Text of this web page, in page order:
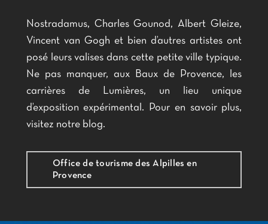
Nostradamus, Charles Gounod, Albert Gleize,
Vincent van Gogh et bien d’autres artistes ont
posé leurs valises dans cette petite ville typique.
Ne pas manquer, aux Baux de Provence, les
carrières de Lumières, un lieu unique
d’exposition expérimental. Pour en savoir plus,
visitez notre blog.
Office de tourisme des Alpilles en
Provence